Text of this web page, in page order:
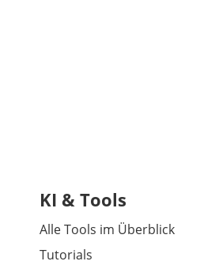
KI & Tools
Alle Tools im Überblick
Tutorials